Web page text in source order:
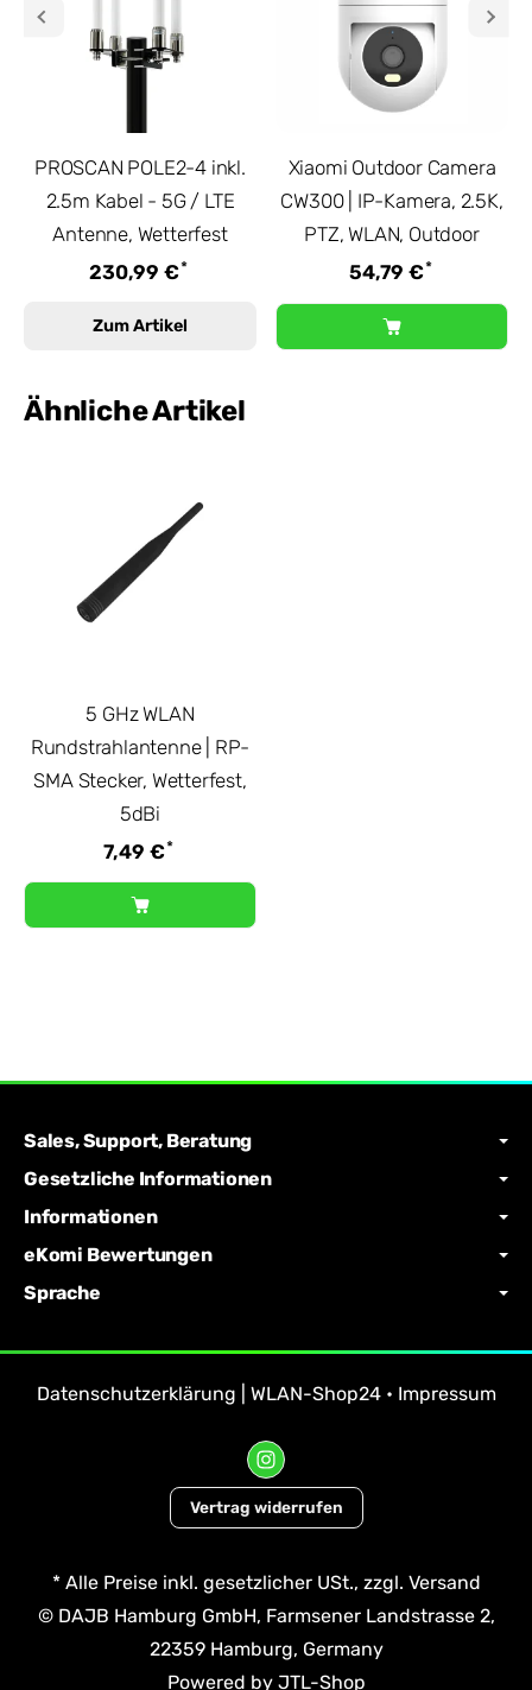
PROSCAN POLE2-4 inkl.
2.5m Kabel - 5G / LTE
Antenne, Wetterfest
230,99 €*
Zum Artikel
Xiaomi Outdoor Camera
CW300 | IP-Kamera, 2.5K,
PTZ, WLAN, Outdoor
54,79 €*
Ähnliche Artikel
5 GHz WLAN
Rundstrahlantenne | RP-
SMA Stecker, Wetterfest,
5dBi
7,49 €*
Sales, Support, Beratung
Gesetzliche Informationen
Informationen
eKomi Bewertungen
Sprache
Datenschutzerklärung | WLAN-Shop24 • Impressum
Vertrag widerrufen
*Alle Preise inkl. gesetzlicher USt., zzgl. Versand
© DAJB Hamburg GmbH, Farmsener Landstrasse 2,
22359 Hamburg, Germany
Powered by JTL-Shop